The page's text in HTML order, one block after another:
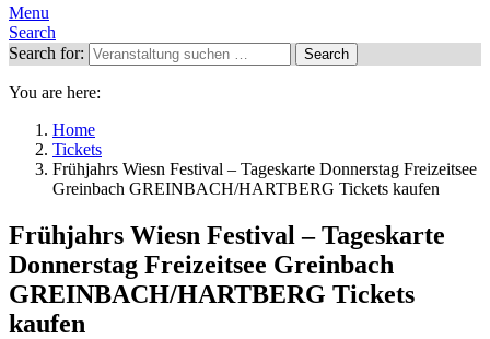
Menu
Search
Search for:
Search
You are here:
Home
Tickets
Frühjahrs Wiesn Festival – Tageskarte Donnerstag Freizeitsee
Greinbach GREINBACH/HARTBERG Tickets kaufen
Frühjahrs Wiesn Festival – Tageskarte
Donnerstag Freizeitsee Greinbach
GREINBACH/HARTBERG Tickets
kaufen